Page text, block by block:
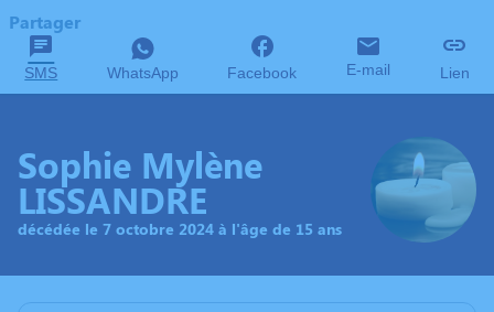
Partager
SMS WhatsApp Facebook E-mail Lien
Sophie Mylène
LISSANDRE
décédée le 7 octobre 2024 à l'âge de 15 ans